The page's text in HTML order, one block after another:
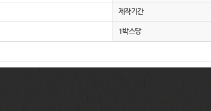
제작기간
1박스당